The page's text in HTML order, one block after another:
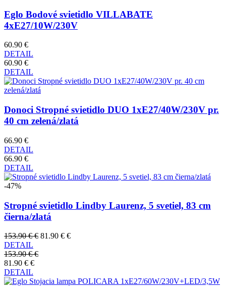
Eglo Bodové svietidlo VILLABATE
4xE27/10W/230V
60.90 €
DETAIL
60.90 €
DETAIL
Donoci Stropné svietidlo DUO 1xE27/40W/230V pr.
40 cm zelená/zlatá
66.90 €
DETAIL
66.90 €
DETAIL
-47%
Stropné svietidlo Lindby Laurenz, 5 svetiel, 83 cm
čierna/zlatá
153.90 € € 81.90 € €
DETAIL
153.90 € €
81.90 € €
DETAIL